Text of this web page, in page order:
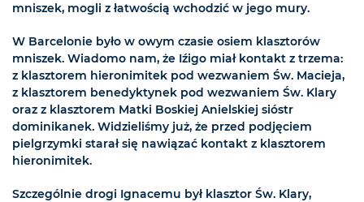
mniszek, mogli z łatwością wchodzić w jego mury.
W Barcelonie było w owym czasie osiem klasztorów
mniszek. Wiadomo nam, że Iźigo miał kontakt z trzema:
z klasztorem hieronimitek pod wezwaniem Św. Macieja,
z klasztorem benedyktynek pod wezwaniem Św. Klary
oraz z klasztorem Matki Boskiej Anielskiej sióstr
dominikanek. Widzieliśmy już, że przed podjęciem
pielgrzymki starał się nawiązać kontakt z klasztorem
hieronimitek.
Szczególnie drogi Ignacemu był klasztor Św. Klary,